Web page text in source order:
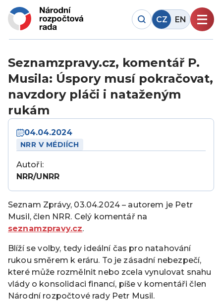
CZ EN
Seznamzpravy.cz, komentář P.
Musila: Úspory musí pokračovat,
navzdory pláči i nataženým
rukám
04.04.2024
NRR V MÉDIÍCH
Autoři:
NRR/UNRR
Seznam Zprávy, 03.04.2024 – autorem je Petr
Musil, člen NRR. Celý komentář na
seznamzpravy.cz.
Blíží se volby, tedy ideální čas pro natahování
rukou směrem k eráru. To je zásadní nebezpečí,
které může rozmělnit nebo zcela vynulovat snahu
vlády o konsolidaci financí, píše v komentáři člen
Národní rozpočtové rady Petr Musil.